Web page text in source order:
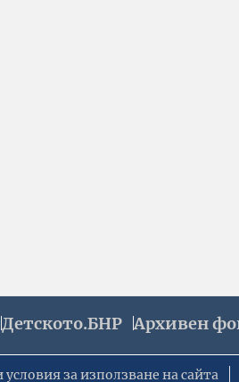
Детското.БНР Архивен
за използване на сайта